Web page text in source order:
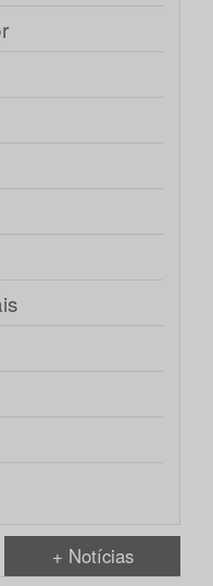
+ Notícias